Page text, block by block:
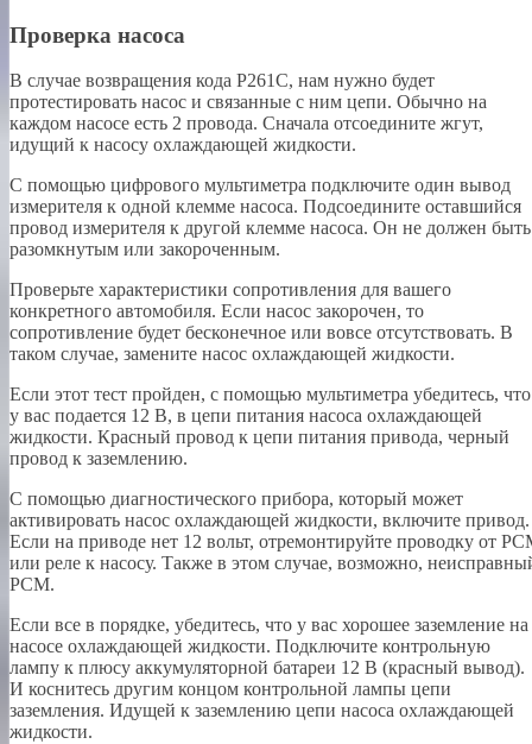
Проверка насоса
В случае возвращения кода P261C, нам нужно будет
протестировать насос и связанные с ним цепи. Обычно на
каждом насосе есть 2 провода. Сначала отсоедините жгут,
идущий к насосу охлаждающей жидкости.
С помощью цифрового мультиметра подключите один вывод
измерителя к одной клемме насоса. Подсоедините оставшийся
провод измерителя к другой клемме насоса. Он не должен быть
разомкнутым или закороченным.
Проверьте характеристики сопротивления для вашего
конкретного автомобиля. Если насос закорочен, то
сопротивление будет бесконечное или вовсе отсутствовать. В
таком случае, замените насос охлаждающей жидкости.
Если этот тест пройден, с помощью мультиметра убедитесь, что
у вас подается 12 В, в цепи питания насоса охлаждающей
жидкости. Красный провод к цепи питания привода, черный
провод к заземлению.
С помощью диагностического прибора, который может
активировать насос охлаждающей жидкости, включите привод.
Если на приводе нет 12 вольт, отремонтируйте проводку от
или реле к насосу. Также в этом случае, возможно,
PCM.
Если все в порядке, убедитесь, что у вас хорошее заземление на
насосе охлаждающей жидкости. Подключите контрольную
лампу к плюсу аккумуляторной батареи 12 В (красный вывод).
И коснитесь другим концом контрольной лампы цепи
заземления. Идущей к заземлению цепи насоса охлаждающей
жидкости.